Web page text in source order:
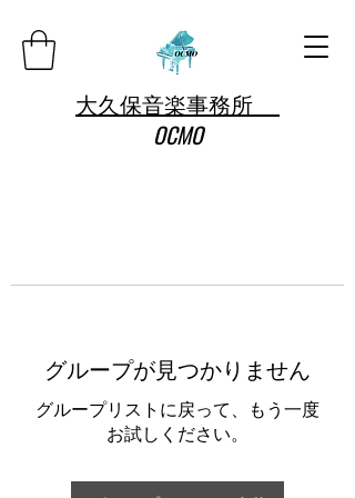
大久保音楽事務所
OCMO
グループが見つかりません
グループリストに戻って、もう一度
お試しください。